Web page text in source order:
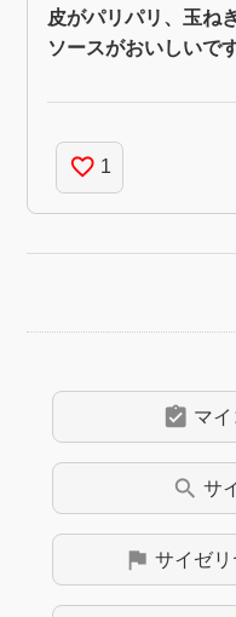
皮がパリパリ、玉ね
ソースがおいしいで
favorite_border 1
assignment_turned_in マ
search サ
flag サイゼリ